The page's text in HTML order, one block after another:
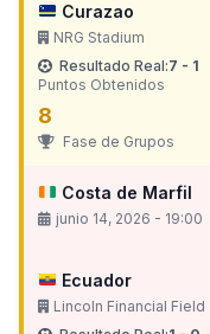
Curazao
NRG Stadium
Resultado Real:7 - 1
Puntos Obtenidos
8
Fase de Grupos
Costa de Marfil
junio 14, 2026 - 19:00
Ecuador
Lincoln Financial Field